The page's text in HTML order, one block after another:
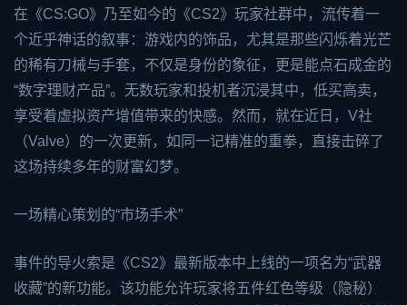
在《CS:GO》乃至如今的《CS2》玩家社群中，流传着一
个近乎神话的叙事：游戏内的饰品，尤其是那些闪烁着光芒
的稀有刀械与手套，不仅是身份的象征，更是能点石成金的
“数字理财产品”。无数玩家和投机者沉浸其中，低买高卖，
享受着虚拟资产增值带来的快感。然而，就在近日，V社
（Valve）的一次更新，如同一记精准的重拳，直接击碎了
这场持续多年的财富幻梦。
一场精心策划的“市场手术”
事件的导火索是《CS2》最新版本中上线的一项名为“武器
收藏”的新功能。该功能允许玩家将五件红色等级（隐秘）